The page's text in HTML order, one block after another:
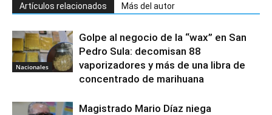
Artículos relacionados Más del autor
Nacionales
Golpe al negocio de la “wax” en San
Pedro Sula: decomisan 88
vaporizadores y más de una libra de
concentrado de marihuana
Magistrado Mario Díaz niega